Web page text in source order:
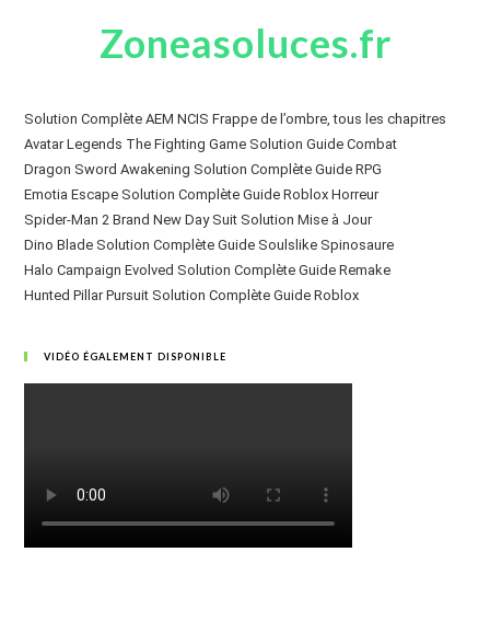
Zoneasoluces.fr
Solution Complète AEM NCIS Frappe de l’ombre, tous les chapitres
Avatar Legends The Fighting Game Solution Guide Combat
Dragon Sword Awakening Solution Complète Guide RPG
Emotia Escape Solution Complète Guide Roblox Horreur
Spider-Man 2 Brand New Day Suit Solution Mise à Jour
Dino Blade Solution Complète Guide Soulslike Spinosaure
Halo Campaign Evolved Solution Complète Guide Remake
Hunted Pillar Pursuit Solution Complète Guide Roblox
VIDÉO ÉGALEMENT DISPONIBLE